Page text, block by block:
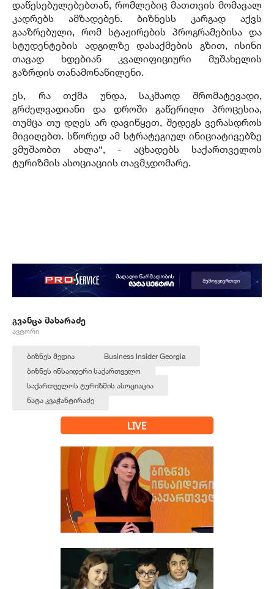
დაწესებულებებთან, რომლებიც მათთვის მომავალ
კადრებს ამზადებენ. ბიზნესს კარგად აქვს
გააზრებული, რომ სტაჟირების პროგრამებისა და
სტუდენტების ადგილზე დასაქმების გზით, ისინი
თავად ხდებიან კვალიფიციური მუშახელის
გაზრდის თანამონაწილენი.
ეს, რა თქმა უნდა, საკმაოდ შრომატევადი,
გრძელვადიანი და დროში გაწერილი პროცესია,
თუმცა თუ დღეს არ დავიწყეთ, შედეგს ვერასდროს
მივიღებთ. სწორედ ამ სტრატეგიულ ინიციატივებზე
ვმუშაობთ ახლა“, - აცხადებს საქართველოს
ტურიზმის ასოციაციის თავმჯდომარე.
გვანცა მახარაძე
ავტორი
ბიზნეს მედია
Business Insider Georgia
ბიზნეს ინსაიდერი საქართველო
საქართველოს ტურიზმის ასოციაცია
ნატა კვაჭანტირაძე
LIVE